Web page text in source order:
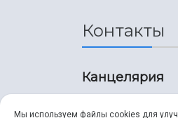
Контакты
Канцелярия
Мы используем файлы cookies для